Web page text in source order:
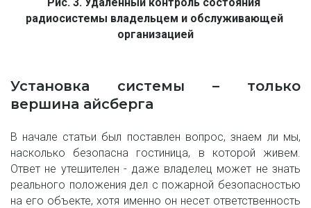
радиосистемы владельцем и обслуживающей
организацией
Установка системы – только
вершина айсберга
В начале статьи был поставлен вопрос, знаем ли мы,
насколько безопасна гостиница, в которой живем.
Ответ не утешителен - даже владелец может не знать
реального положения дел с пожарной безопасностью
на его объекте, хотя именно он несет ответственность